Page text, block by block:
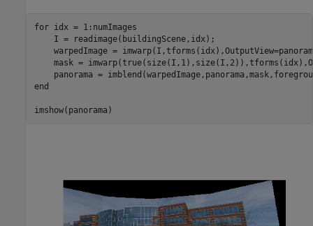
for idx = 1:numImages
    I = readimage(buildingScene,idx);
warpedImage =
mask =
end
imshow(panorama)